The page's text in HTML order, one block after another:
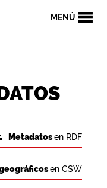
MENÚ
Metadatosen RDF
en CSW